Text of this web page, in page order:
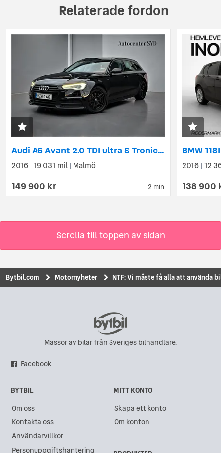
Relaterade fordon
2 min
Audi A6 Avant 2.0 TDI ultra S Tronic Sport Edition Euro 6
2016 19 031 mil Malmö
149 900 kr
2016 12
138 900
Scrolla till toppen av sidan
Bytbil.com Motornyheter NTF: Vi måste få alla att använda
Massor av bilar från Sveriges bilhandlare.
Facebook
BYTBIL
Om oss
Kontakta oss
Användarvillkor
Personuppgiftshantering
MITT KONTO
Skapa ett konto
Om konton